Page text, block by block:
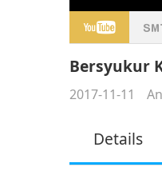
Bersyukur
2017-11-11
Details